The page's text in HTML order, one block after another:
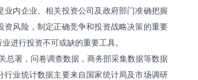
内企业、相关投资公司及政府部门准确把握
风险，制定正确竞争和投资战略决策的重要
进行投资不可或缺的重要工具。
总署，问卷调查数据，商务部采集数据等数据
业统计数据主要来自国家统计局及市场调研